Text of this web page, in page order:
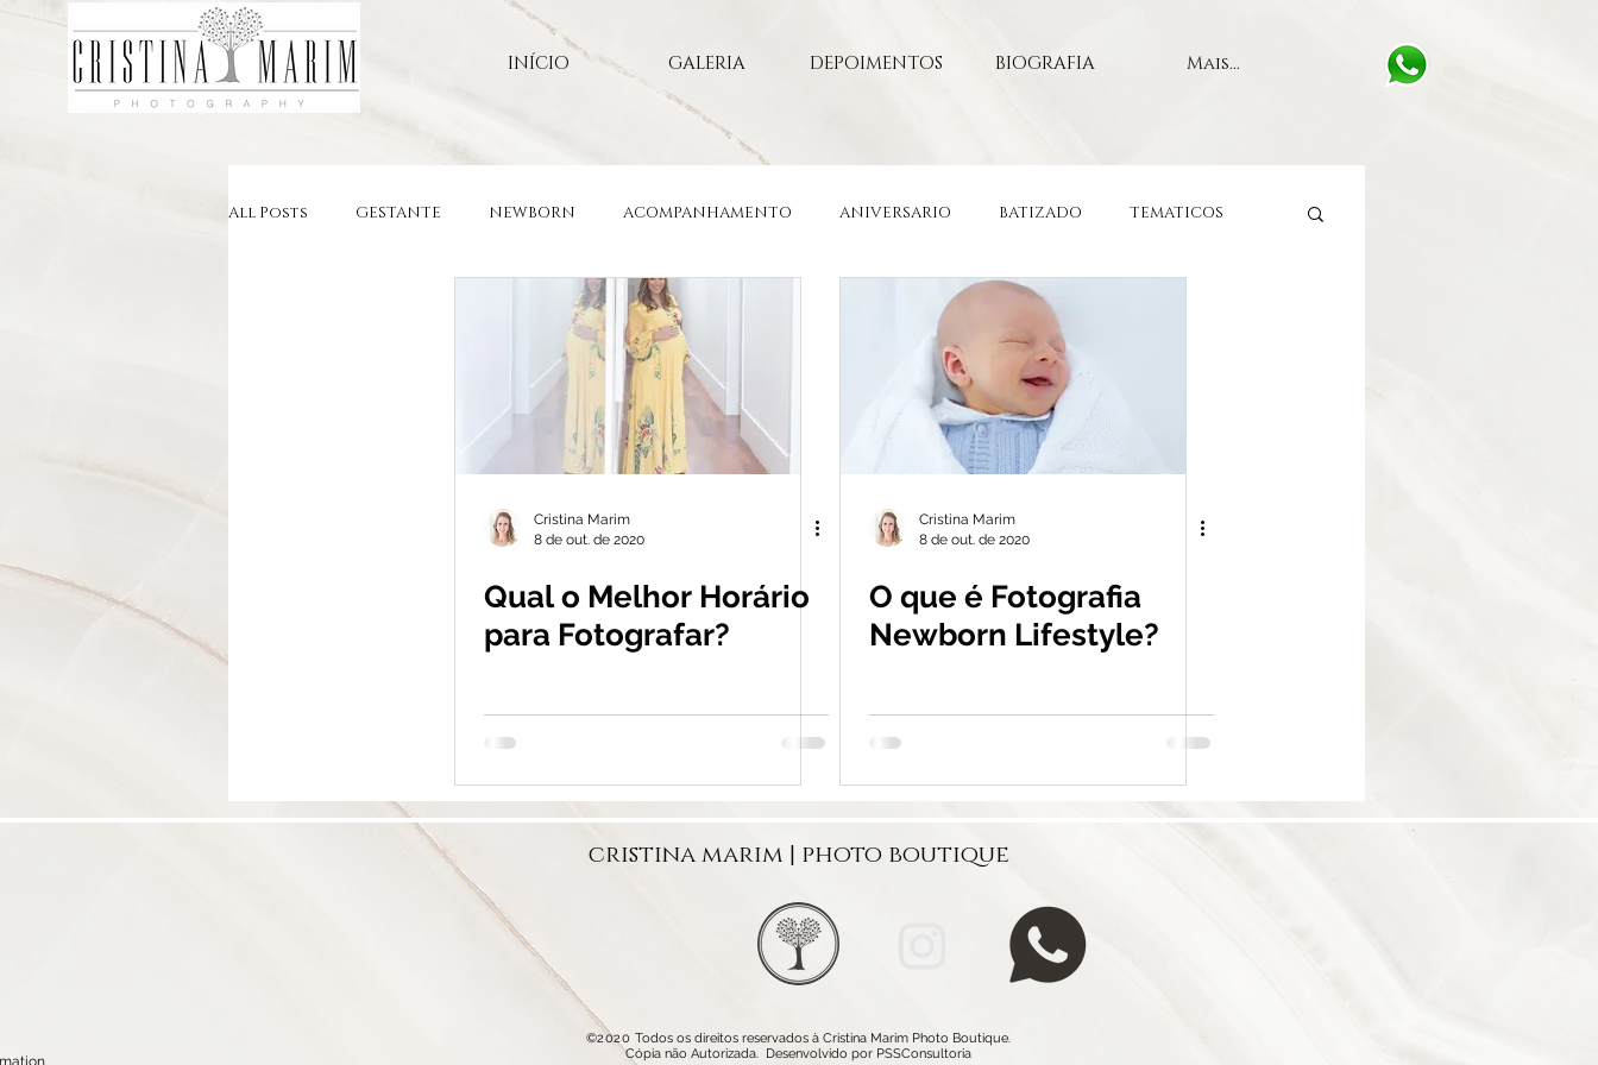
INÍCIO GALERIA DEPOIMENTOS BIOGRAFIA Mais...
All Posts GESTANTE NEWBORN ACOMPANHAMENTO ANIVERSARIO BATIZADO TEMATICOS
KIDS
Cristina Marim
8 de out. de 2020
Qual o Melhor Horário
para Fotografar?
Cristina Marim
8 de out. de 2020
O que é Fotografia
Newborn Lifestyle?
cristina marim | photo boutique
©2020Todos os direitos reservados à Cristina Marim Photo Boutique.
Cópia não Autorizada. Desenvolvido por PSSConsultoria